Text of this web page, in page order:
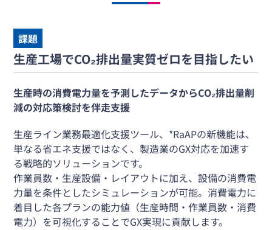
課題
生産工場でCO₂排出量実質ゼロを目指したい
生産時の消費電力量を予測したデータからCO₂排出量削
減の対応策検討を伴走支援
生産ライン業務最適化支援ツール、*RaAPの新機能は、
単なる省エネ支援ではなく、製造業のGX対応を加速す
る戦略的ソリューションです。
作業員数・生産設備・レイアウトに加え、設備の消費電
力量を条件としたシミュレーションが可能。消費電力に
着目した各プランの能力値（生産時間・作業員数・消費
電力）を可視化することでGX実現に貢献します。